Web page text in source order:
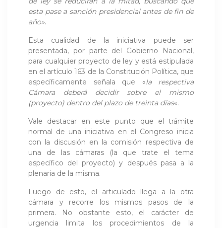
esta pase a sanción presidencial antes de fin de
año».
Esta cualidad de la iniciativa puede ser
presentada, por parte del Gobierno Nacional,
para cualquier proyecto de ley y está estipulada
en el artículo 163 de la Constitución Política, que
específicamente señala que «la respectiva
Cámara deberá decidir sobre el mismo
(proyecto) dentro del plazo de treinta días«.
Vale destacar en este punto que el trámite
normal de una iniciativa en el Congreso inicia
con la discusión en la comisión respectiva de
una de las cámaras (la que trate el tema
específico del proyecto) y después pasa a la
plenaria de la misma.
Luego de esto, el articulado llega a la otra
cámara y recorre los mismos pasos de la
primera. No obstante esto, el carácter de
urgencia limita los procedimientos de la